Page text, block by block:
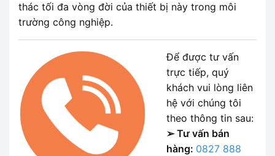
thác tối đa vòng đời của thiết bị này trong môi
trường công nghiệp.
Để được tư vấn
trực tiếp, quý
khách vui lòng liên
hệ với chúng tôi
theo thông tin sau:
➢ Tư vấn bán
hàng: 0827 888